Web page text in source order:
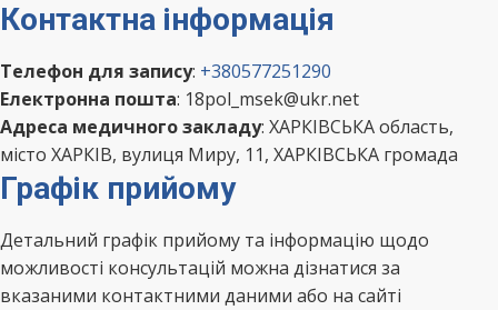
Контактна інформація
Телефон для запису: +380577251290
Електронна пошта: 18pol_msek@ukr.net
Адреса медичного закладу: ХАРКІВСЬКА область,
місто ХАРКІВ, вулиця Миру, 11, ХАРКІВСЬКА громада
Графік прийому
Детальний графік прийому та інформацію щодо
можливості консультацій можна дізнатися за
вказаними контактними даними або на сайті